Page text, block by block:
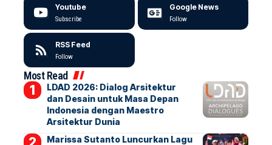
Youtube
Subscribe
Google News
Follow
RSS Feed
Follow
Most Read
LDAD 2026: Dialog Arsitektur
dan Desain untuk Masa Depan
Indonesia dengan Maestro
Arsitektur Dunia
Marissa Sutanto Luncurkan Lagu